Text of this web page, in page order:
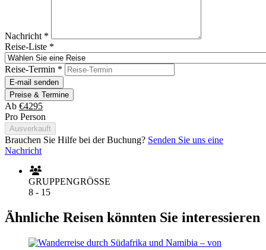
Nachricht *
Reise-Liste *
Reise-Termin *
E-mail senden
Preise & Termine
Ab €4295
Pro Person
Ausverkauft
Brauchen Sie Hilfe bei der Buchung? Senden Sie uns eine
Nachricht
GRUPPENGRÖSSE
8 - 15
Ähnliche Reisen könnten Sie interessieren